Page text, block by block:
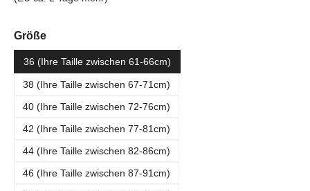
Größeauswählen
36 (Ihre Taille zwischen 61-66cm)
38 (Ihre Taille zwischen 67-71cm)
40 (Ihre Taille zwischen 72-76cm)
42 (Ihre Taille zwischen 77-81cm)
44 (Ihre Taille zwischen 82-86cm)
46 (Ihre Taille zwischen 87-91cm)